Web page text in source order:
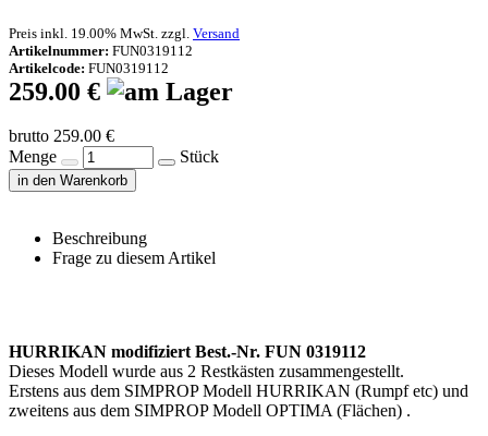
Preis inkl. 19.00% MwSt. zzgl. Versand
Artikelnummer: FUN0319112
Artikelcode: FUN0319112
259.00 €
brutto 259.00 €
Menge
Stück
in den Warenkorb
Beschreibung
Frage zu diesem Artikel
HURRIKAN modifiziert Best.-Nr. FUN 0319112
Dieses Modell wurde aus 2 Restkästen zusammengestellt.
Erstens aus dem SIMPROP Modell HURRIKAN (Rumpf etc) und
zweitens aus dem SIMPROP Modell OPTIMA (Flächen) .